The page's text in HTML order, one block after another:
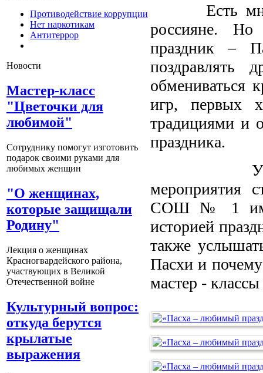
Противодействие коррупции
Нет наркотикам
Антитеррор
Новости
Мастер-класс
"Цветочки для
любимой"
Сотруднику помогут изготовить
подарок своими руками для
любимых женщин
"О женщинах,
которые защищали
Родину"
Лекция о женщинах
Красногвардейского района,
участвующих в Великой
Отечественной войне
Культурный вопрос:
откуда берутся
крылатые
выражения
Есть много
россияне. Но
праздник –
поздравлять
обмениваться
игр, первых
традициями и
праздника.
мероприятия
СОШ № 1 им.
историей
также
Пасхи и
мастер -